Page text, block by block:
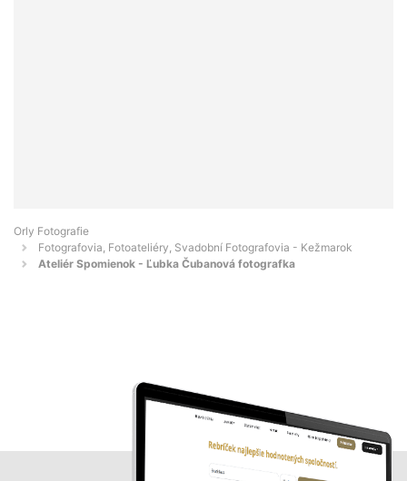
Orly Fotografie
Fotografovia, Fotoateliéry, Svadobní Fotografovia - Kežmarok
Ateliér Spomienok - Ľubka Čubanová fotografka